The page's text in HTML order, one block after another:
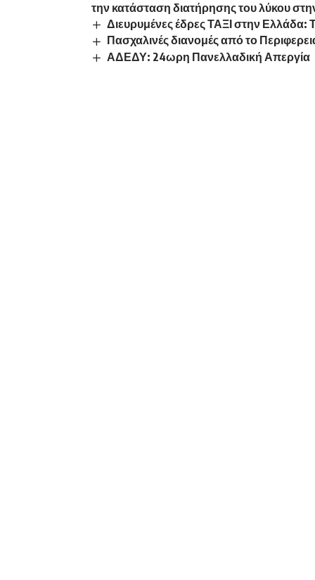
την κατάσταση διατήρησης του λύκου
Διευρυμένες έδρες ΤΑΞΙ στην Ελλάδα:
Πασχαλινές διανομές από το
ΑΔΕΔΥ: 24ωρη Πανελλαδική Απεργία